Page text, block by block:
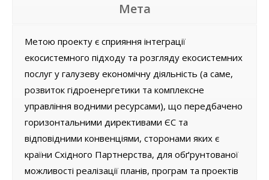
Мета
Метою проекту є сприяння інтеграції
екосистемного підходу та розгляду екосистемних
послуг у галузеву економічну діяльність (а саме,
розвиток гідроенергетики та комплексне
управління водними ресурсами), що передбачено
горизонтальними директивами ЄС та
відповідними конвенціями, сторонами яких є
країни Східного Партнерства, для обґрунтованої
можливості реалізації планів, програм та проектів